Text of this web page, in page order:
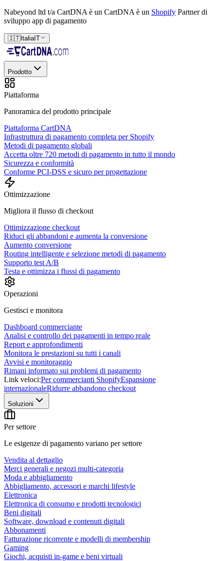
Nabeyond ltd t/a CartDNA è un CartDNA è un Shopify Partner di
sviluppo app di pagamento
🇮🇹ItaliaIT
Prodotto
Piattaforma
Panoramica del prodotto principale
Piattaforma CartDNA
Infrastruttura di pagamento completa per Shopify
Metodi di pagamento globali
Accetta oltre 720 metodi di pagamento in tutto il mondo
Sicurezza e conformità
Conforme PCI-DSS e sicuro per progettazione
Ottimizzazione
Migliora il flusso di checkout
Ottimizzazione checkout
Riduci gli abbandoni e aumenta la conversione
Aumento conversione
Routing intelligente e selezione metodi di pagamento
Supporto test A/B
Testa e ottimizza i flussi di pagamento
Operazioni
Gestisci e monitora
Dashboard commerciante
Analisi e controllo dei pagamenti in tempo reale
Report e approfondimenti
Monitora le prestazioni su tutti i canali
Avvisi e monitoraggio
Rimani informato sui problemi di pagamento
Link veloci:Per commercianti ShopifyEspansione
internazionaleRidurre abbandono checkout
Soluzioni
Per settore
Le esigenze di pagamento variano per settore
Vendita al dettaglio
Merci generali e negozi multi-categoria
Moda e abbigliamento
Abbigliamento, accessori e marchi lifestyle
Elettronica
Elettronica di consumo e prodotti tecnologici
Beni digitali
Software, download e contenuti digitali
Abbonamenti
Fatturazione ricorrente e modelli di membership
Gaming
Giochi, acquisti in-game e beni virtuali